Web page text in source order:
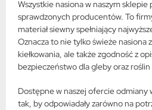
Wszystkie nasiona w naszym sklepie
sprawdzonych producentów. To
materiał siewny spełniający
Oznacza to nie tylko świeże nasiona
kiełkowania, ale także zgodność z
bezpieczeństwo dla gleby oraz
Dostępne w naszej ofercie odmiany
tak, by odpowiadały zarówno na